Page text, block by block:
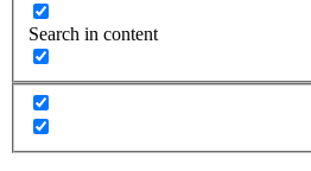
Search in content